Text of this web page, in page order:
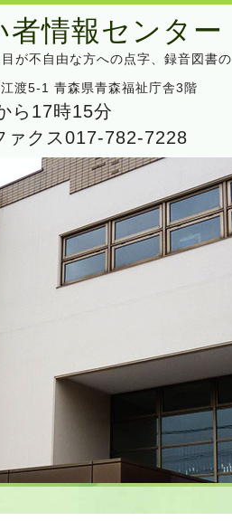
者情報センター
が不自由な方への点字、録音図書の
渡5-1 青森県青森福祉庁舎3階
ら17時15分
ァクス017-782-7228